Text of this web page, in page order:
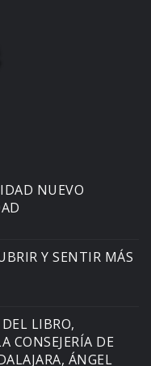
NUEVO
Y SENTIR MÁS
LIBRO,
CONSEJERÍA DE
ÁNGEL